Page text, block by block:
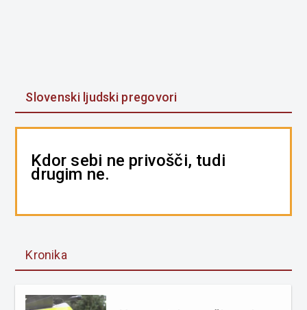
Slovenski ljudski pregovori
Kdor sebi ne privošči, tudi
drugim ne.
Kronika